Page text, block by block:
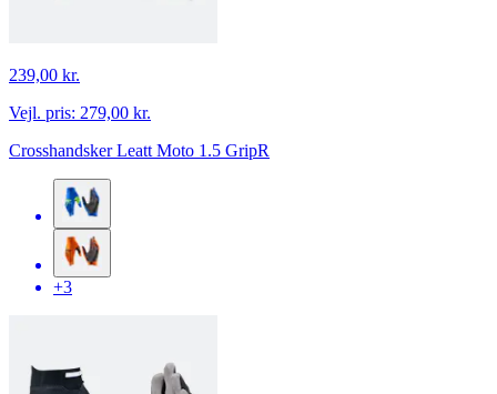
239,00 kr.
Vejl. pris: 279,00 kr.
Crosshandsker Leatt Moto 1.5 GripR
+3